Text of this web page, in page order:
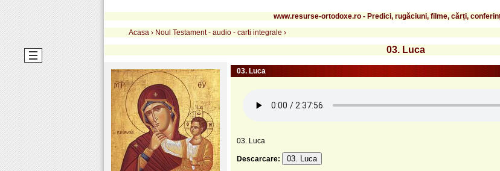
www.resurse-ortodoxe.ro - Predici, rugăciuni, filme, cărți,
Acasa › Noul Testament - audio - carti integrale ›
03. Luca
03. Luca
03. Luca
Descarcare: 03. Luca